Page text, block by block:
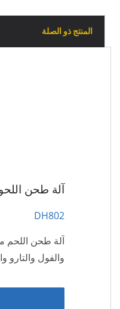
المنتج ذو الصلة
آلة طحن
DH802
آلة طحن اللحم
والفول والتارو